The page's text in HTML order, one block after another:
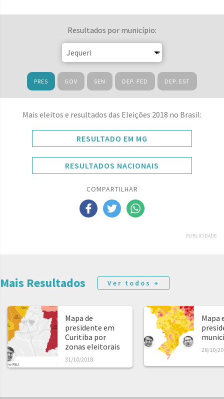
Resultados por município:
PRES GOV SEN DEP. FED DEP. EST
Mais eleitos e resultados das Eleições 2018 no Brasil:
RESULTADO EM MG
RESULTADOS NACIONAIS
COMPARTILHAR
PUBLICIDADE
Mais Resultados Ver todos +
Mapa de
presidente em
Curitiba por
zonas eleitorais
31/10/2018
Mapa
28/10/